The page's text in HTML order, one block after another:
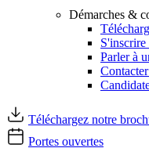
Démarches &
S'inscrire
Parler à
Téléchargez notre
Portes ouvertes